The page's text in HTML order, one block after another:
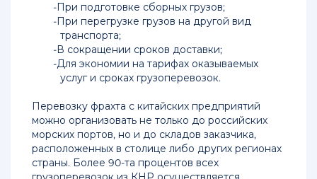
Компания
перевозке
грузов
Карго
доставка
груза
из
При подготовке сборных грузов;
При перегрузке грузов на другой вид
транспорта;
В сокращении сроков доставки;
Для экономии на тарифах оказываемых
услуг и сроках грузоперевозок.
Перевозку фрахта с китайских предприятий
можно организовать не только до российских
морских портов, но и до складов заказчика,
расположенных в столице либо других регионах
страны. Более 90-та процентов всех